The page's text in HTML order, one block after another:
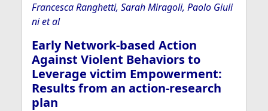
Francesca Ranghetti, Sarah Miragoli, Paolo Giuli
ni et al
Early Network-based Action
Against Violent Behaviors to
Leverage victim Empowerment:
Results from an action-research
plan